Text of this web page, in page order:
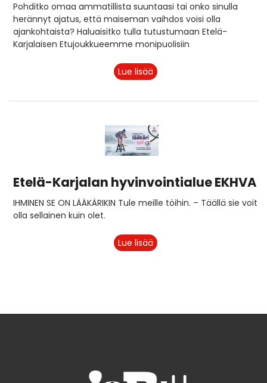
Pohditko omaa ammatillista suuntaasi tai onko sinulla
herännyt ajatus, että maiseman vaihdos voisi olla
ajankohtaista? Haluaisitko tulla tutustumaan Etelä-
Karjalaisen Etujoukkueemme monipuolisiin
Lue lisää
Etelä-Karjalan hyvinvointialue EKHVA
IHMINEN SE ON LÄÄKÄRIKIN Tule meille töihin. – Täällä sie voit
olla sellainen kuin olet.
Lue lisää